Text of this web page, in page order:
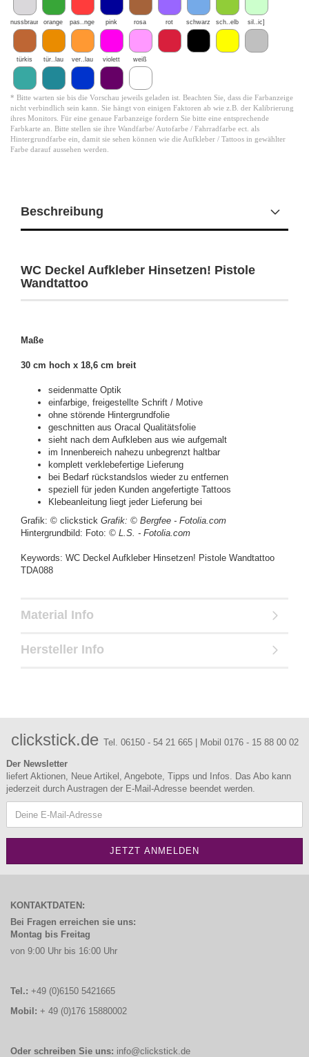
nussbraun orange pas..nge pink rosa rot schwarz sch..elb sil..ic]
türkis tür..lau ver..lau violett weiß
* Bitte warten sie bis die Vorschau jeweils geladen ist. Beachten Sie, dass die Farbanzeige
nicht verbindlich sein kann. Sie hängt von einigen Faktoren ab wie z.B. der Kalibrierung
ihres Monitors. Für eine genaue Farbanzeige fordern Sie bitte eine entsprechende
Farbkarte an. Bitte stellen sie ihre Wandfarbe/ Autofarbe / Fahrradfarbe ect. als
Hintergrundfarbe ein, damit sie sehen können wie die Aufkleber / Tattoos in gewählter
Farbe darauf aussehen werden.
Beschreibung
WC Deckel Aufkleber Hinsetzen! Pistole
Wandtattoo
Maße
30 cm hoch x 18,6 cm breit
seidenmatte Optik
einfarbige, freigestellte Schrift / Motive
ohne störende Hintergrundfolie
geschnitten aus Oracal Qualitätsfolie
sieht nach dem Aufkleben aus wie aufgemalt
im Innenbereich nahezu unbegrenzt haltbar
komplett verklebefertige Lieferung
bei Bedarf rückstandslos wieder zu entfernen
speziell für jeden Kunden angefertigte Tattoos
Klebeanleitung liegt jeder Lieferung bei
Grafik: © clickstick Grafik: © Bergfee - Fotolia.com
Hintergrundbild: Foto: © L.S. - Fotolia.com
Keywords: WC Deckel Aufkleber Hinsetzen! Pistole Wandtattoo
TDA088
Material Info
Hersteller Info
clickstick.de Tel. 06150 - 54 21 665 | Mobil 0176 - 15 88 00 02
Der Newsletter
liefert Aktionen, Neue Artikel, Angebote, Tipps und Infos. Das Abo kann
jederzeit durch Austragen der E-Mail-Adresse beendet werden.
KONTAKTDATEN:
Bei Fragen erreichen sie uns:
Montag bis Freitag
von 9:00 Uhr bis 16:00 Uhr
Tel.: +49 (0)6150 5421665
Mobil: + 49 (0)176 15880002
Oder schreiben Sie uns: info@clickstick.de